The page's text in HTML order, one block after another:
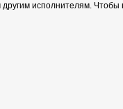
исполнителям. Чтобы